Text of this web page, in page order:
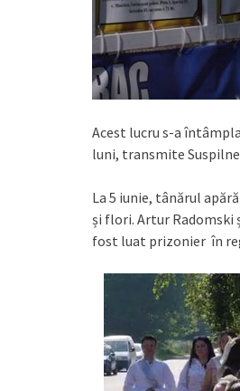
Acest lucru s-a
luni, transmite
La 5 iunie, tânărul
și flori. Artur Radomski
fost luat prizonier în